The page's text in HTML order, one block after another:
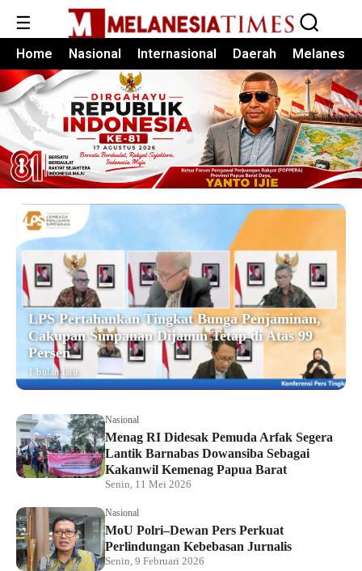
☰
Home Nasional Internasional Daerah Melanesia
LPS Pertahankan Tingkat Bunga Penjaminan,
Cakupan Simpanan Dijamin Tetap di Atas 99
Persen
1 bulan lalu
Nasional
Menag RI Didesak Pemuda Arfak Segera
Lantik Barnabas Dowansiba Sebagai
Kakanwil Kemenag Papua Barat
Senin, 11 Mei 2026
Nasional
MoU Polri–Dewan Pers Perkuat
Perlindungan Kebebasan Jurnalis
Senin, 9 Februari 2026